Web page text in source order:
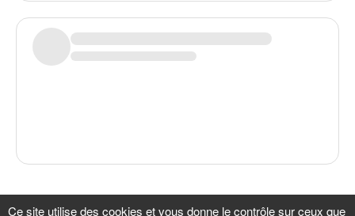
Ce site utilise des cookies et vous donne le contrôle sur ceux que
Plus de backers à afficher